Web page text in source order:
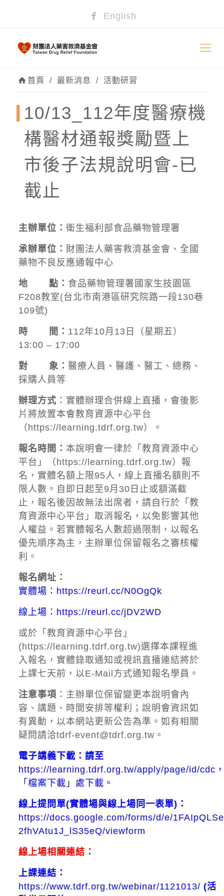
English
首頁 / 最新消息 / 活動研習
10/13_112年度醫療機
構醫材通報獎勵暨上
市後子法規說明會-已
截止
主辦單位： 衛生福利部食品藥物管理署
承辦單位： 財團法人藥害救濟基金會、全國
藥物不良反應通報中心
地 點 ： 食品藥物管理署國家生技園區
F208教室(台北市南港區研究院路一段130巷
109號)
時 間： 112年10月13日（星期五）
13:00 – 17:00
對 象： 醫療人員、醫護、醫工、總務、
採購人員等
辦理方式 ：實體辦理合併線上直播，會後影
片將放置本會教育資源中心平台
（ https://learning.tdrf.org.tw）。
報名時間： 本說明會一律於「教育資源中心
平台」（ https://learning.tdrf.org.tw）報
名，實體名額上限95人，線上直播名額則不
限人數。自即日起至9月30日止或額滿截
止，報名後因故無法出席者，請自行於「教
育資源中心平台」取消報名，以免影響其他
人權益。若實體報名人數超過限制，以報名
優先順序為主，主辦單位保留報名之審核權
利。
報名網址：
實體場： https://reurl.cc/N0OgQk
線上場： https://reurl.cc/jDV2WD
或於「教育資源中心平台」
(https://learning.tdrf.org.tw)選擇本課程進
入報名，實體錄取通知或視訊直播連結將於
上課七天前，以E-Mail方式通知報名學員。
注意事項 ：主辦單位保留變更本說明會內
容、講題、時間安排等權利；說明會資訊如
有異動，以本網站更新公告為準。如有相關
疑問請洽tdrf-event@tdrf.org.tw。
電子講義下載：請至
https://learning.tdrf.org.tw/apply/page/id/cdc
「檔案下載」處下載。
線上提問單(實體場與線上場同一表單)：
https://docs.google.com/forms/d/e/
2fhVAtu1J_lS35eQ/viewform
線上場相關連結：
上課連結：
https://www.tdrf.org.tw/webinar/1121013/ (活